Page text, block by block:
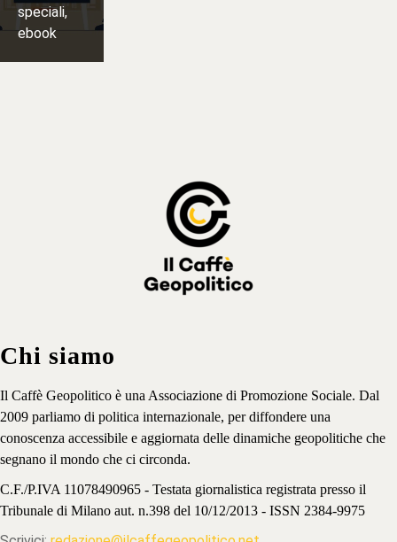
speciali,
ebook
Chi siamo
Il Caffè Geopolitico è una Associazione di Promozione Sociale. Dal
2009 parliamo di politica internazionale, per diffondere una
conoscenza accessibile e aggiornata delle dinamiche geopolitiche che
segnano il mondo che ci circonda.
C.F./P.IVA 11078490965 - Testata giornalistica registrata presso il
Tribunale di Milano aut. n.398 del 10/12/2013 - ISSN 2384-9975